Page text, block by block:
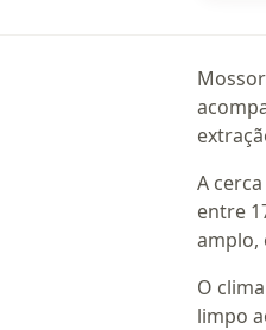
A
entre
amplo,
O
limpo